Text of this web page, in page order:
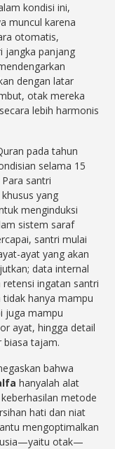
kondisi ini,
muncul karena
otomatis,
jangka panjang
dengan latar
otak mereka
lebih harmonis
pada tahun
selama 15
santri
yang
menginduksi
sistem saraf
santri mulai
ayat yang akan
data internal
ingatan santri
hanya mampu
juga mampu
ayat, hingga detail
biasa tajam.
bahwa
hanyalah alat
metode
hati dan niat
mengoptimalkan
otak—